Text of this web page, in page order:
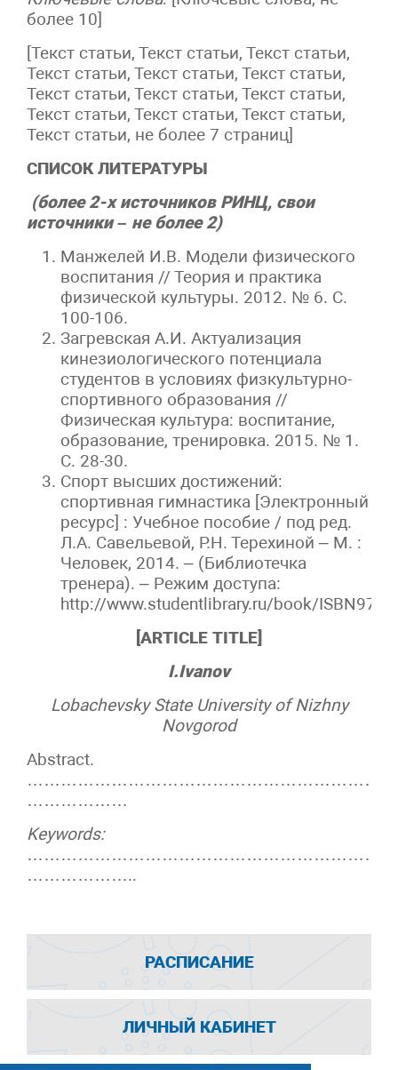
более 10]
[Текст статьи, Текст статьи, Текст статьи,
Текст статьи, Текст статьи, Текст статьи,
Текст статьи, Текст статьи, Текст статьи,
Текст статьи, Текст статьи, Текст статьи,
Текст статьи, не более 7 страниц]
СПИСОК ЛИТЕРАТУРЫ
(более 2-х источников РИНЦ, свои
источники – не более 2)
Манжелей И.В. Модели физического
воспитания // Теория и практика
физической культуры. 2012. № 6. С.
100-106.
Загревская А.И. Актуализация
кинезиологического потенциала
студентов в условиях физкультурно-
спортивного образования //
Физическая культура: воспитание,
образование, тренировка. 2015. № 1.
С. 28-30.
Спорт высших достижений:
спортивная гимнастика [Электронный
ресурс] : Учебное пособие / под ред.
Л.А. Савельевой, Р.Н. Терехиной – М. :
Человек, 2014. – (Библиотечка
тренера). – Режим доступа:
http://www.studentlibrary.ru/book/
[ARTICLE TITLE]
I.Ivanov
Lobachevsky State University of Nizhny
Novgorod
Abstract.
………………
Keywords:
………………..
РАСПИСАНИЕ
ЛИЧНЫЙ КАБИНЕТ